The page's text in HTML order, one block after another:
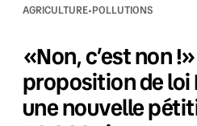
AGRICULTURE·POLLUTIONS
«Non, c’est non
proposition de loi
une nouvelle